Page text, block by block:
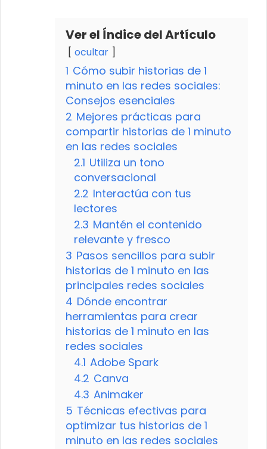
Ver el Índice del Artículo
ocultar
1 Cómo subir historias de 1
minuto en las redes sociales:
Consejos esenciales
2 Mejores prácticas para
compartir historias de 1 minuto
en las redes sociales
2.1 Utiliza un tono
conversacional
2.2 Interactúa con tus
lectores
2.3 Mantén el contenido
relevante y fresco
3 Pasos sencillos para subir
historias de 1 minuto en las
principales redes sociales
4 Dónde encontrar
herramientas para crear
historias de 1 minuto en las
redes sociales
4.1 Adobe Spark
4.2 Canva
4.3 Animaker
5 Técnicas efectivas para
optimizar tus historias de 1
minuto en las redes sociales